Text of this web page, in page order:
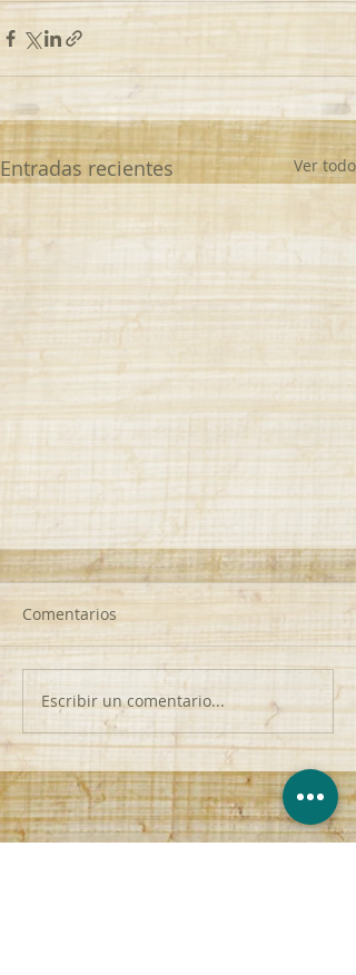
Entradas recientes Ver todo
The God of One | Missionary
Eddie Woodfield
Comentarios
Escribir un comentario...